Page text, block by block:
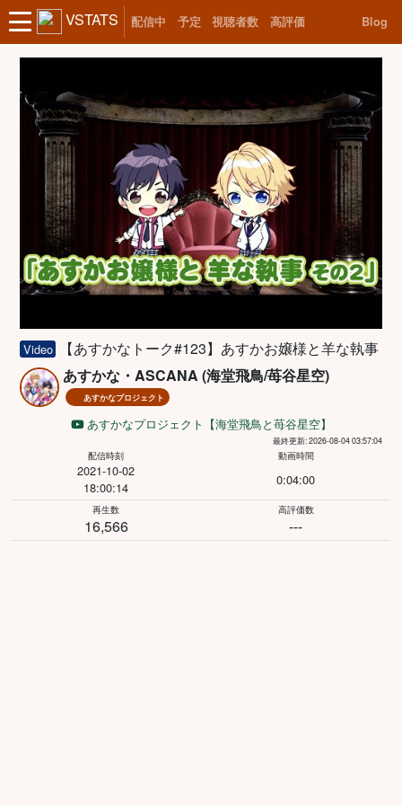
VSTATS 配信中 予定 視聴者数 高評価 Blog
Video
【あすかなトーク#123】あすかお嬢様と羊な執事
あすかな・ASCANA (海堂飛鳥/苺谷星空)
あすかなプロジェクト
あすかなプロジェクト【海堂飛鳥と苺谷星空】
最終更新: 2026-08-04 03:57:04
配信時刻
2021-10-02
18:00:14
動画時間
0:04:00
再生数
16,566
高評価数
---